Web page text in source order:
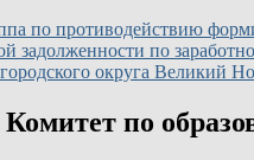
по противодействию
задолженности по
округа Великий
по